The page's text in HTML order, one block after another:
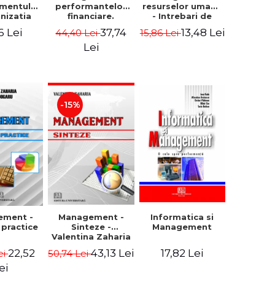
Lei
performantelor
financiare.
Modele.
Instrumente
44,40 Lei37,74
Lei
resurselor umane
- Intrebari de
grila
15,86 Lei13,48 Lei
-
22,52
-15%
Management -
Sinteze -
Valentina Zaharia
50,74 Lei43,13 Lei
Informatica si
Management
17,82 Lei